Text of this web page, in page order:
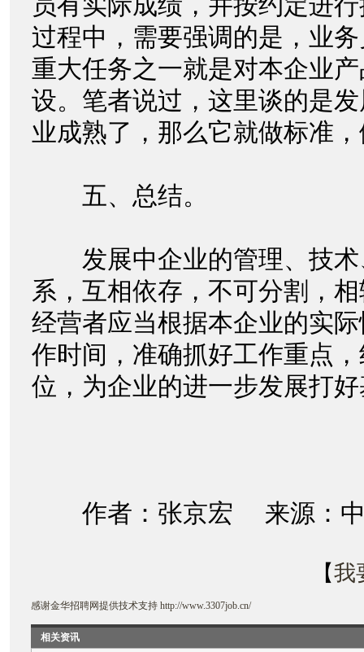
过程中，需要强调的是，业
重大任务之一就是对本企业
设。笔者说过，这里谈的是
业成熟了，那么它就做标准
五、总结。
发展中企业的管理、技术
系，互相依存，不可分割，
经营者应当根据本企业的实
作时间，准确抓好工作重点
位，为企业的进一步发展打
作者：张京宏 来源：中
【我
感谢金华招聘网提供技术支持 http://www.3307job.cn/
相关资讯